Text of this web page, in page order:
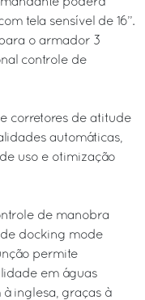
tela sensível de 16’’.
o armador 3
controle de
corretores de atitude
automáticas,
uso e otimização
de manobra
docking mode
permite
em águas
inglesa, graças à